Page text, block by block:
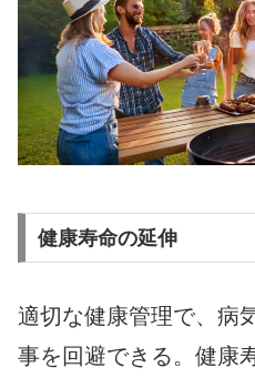
健康寿命の延伸
適切な健康管理で、病
事を回避できる。健康